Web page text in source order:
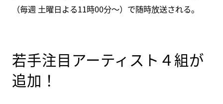
（毎週 土曜日よる11時00分～）で随時放送される。
若手注目アーティスト４組が
追加！